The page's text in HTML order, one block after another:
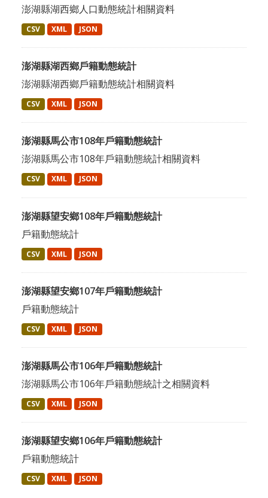
澎湖縣湖西鄉人口動態統計相關資料
CSV XML JSON
澎湖縣湖西鄉戶籍動態統計
澎湖縣湖西鄉戶籍動態統計相關資料
CSV XML JSON
澎湖縣馬公市108年戶籍動態統計
澎湖縣馬公市108年戶籍動態統計相關資料
CSV XML JSON
澎湖縣望安鄉108年戶籍動態統計
戶籍動態統計
CSV XML JSON
澎湖縣望安鄉107年戶籍動態統計
戶籍動態統計
CSV XML JSON
澎湖縣馬公市106年戶籍動態統計
澎湖縣馬公市106年戶籍動態統計之相關資料
CSV XML JSON
澎湖縣望安鄉106年戶籍動態統計
戶籍動態統計
CSV XML JSON